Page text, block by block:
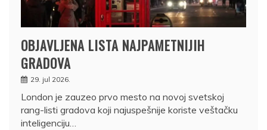
OBJAVLJENA LISTA NAJPAMETNIJIH
GRADOVA
29. jul 2026.
London je zauzeo prvo mesto na novoj svetskoj
rang-listi gradova koji najuspešnije koriste veštačku
inteligenciju…